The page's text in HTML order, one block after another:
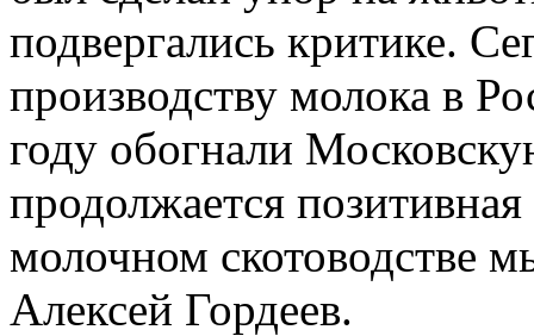
подвергались критике.
производству молока в
году обогнали
продолжается
молочном скотоводстве
Алексей Гордеев.